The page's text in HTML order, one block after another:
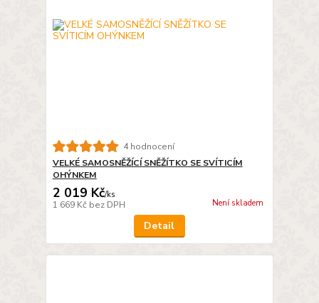
4 hodnocení
VELKÉ SAMOSNĚŽÍCÍ SNĚŽÍTKO SE SVÍTICÍM
OHÝNKEM
2 019 Kč/ks
1 669 Kč bez DPH Není skladem
Detail